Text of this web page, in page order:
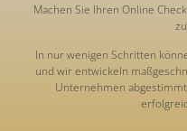
Machen Sie Ihren Online
In nur wenigen Schritten
und wir entwickeln
Unternehmen